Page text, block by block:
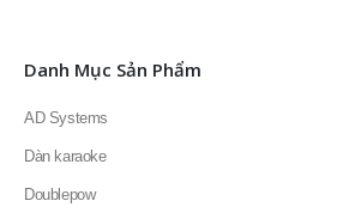
Dàn karaoke
Doublepow
Fortech Pro Audio
Thiết bị âm thanh